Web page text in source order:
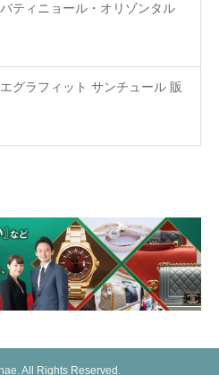
ティニョール・オリゾンタル
グラフィット サンチュール 販
All Rights Reserved.